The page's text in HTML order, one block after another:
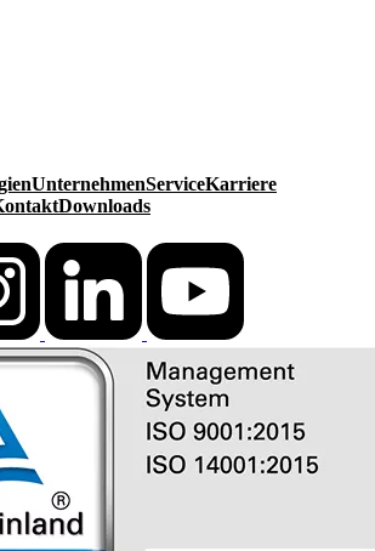
UnternehmenServiceKarriere
Downloads